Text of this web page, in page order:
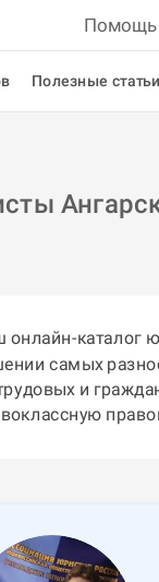
Помощь
Полезные статьи
онлайн-каталог
самых
и